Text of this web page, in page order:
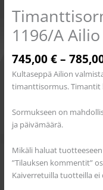
1196/A Ailio
745,00€ –
Kultaseppä Ailion
timanttisormus. Timantit
Sormukseen on
ja päivämäärä.
Mikäli haluat
”Tilauksen kommentit”
Kaiverretuilla tuotteilla